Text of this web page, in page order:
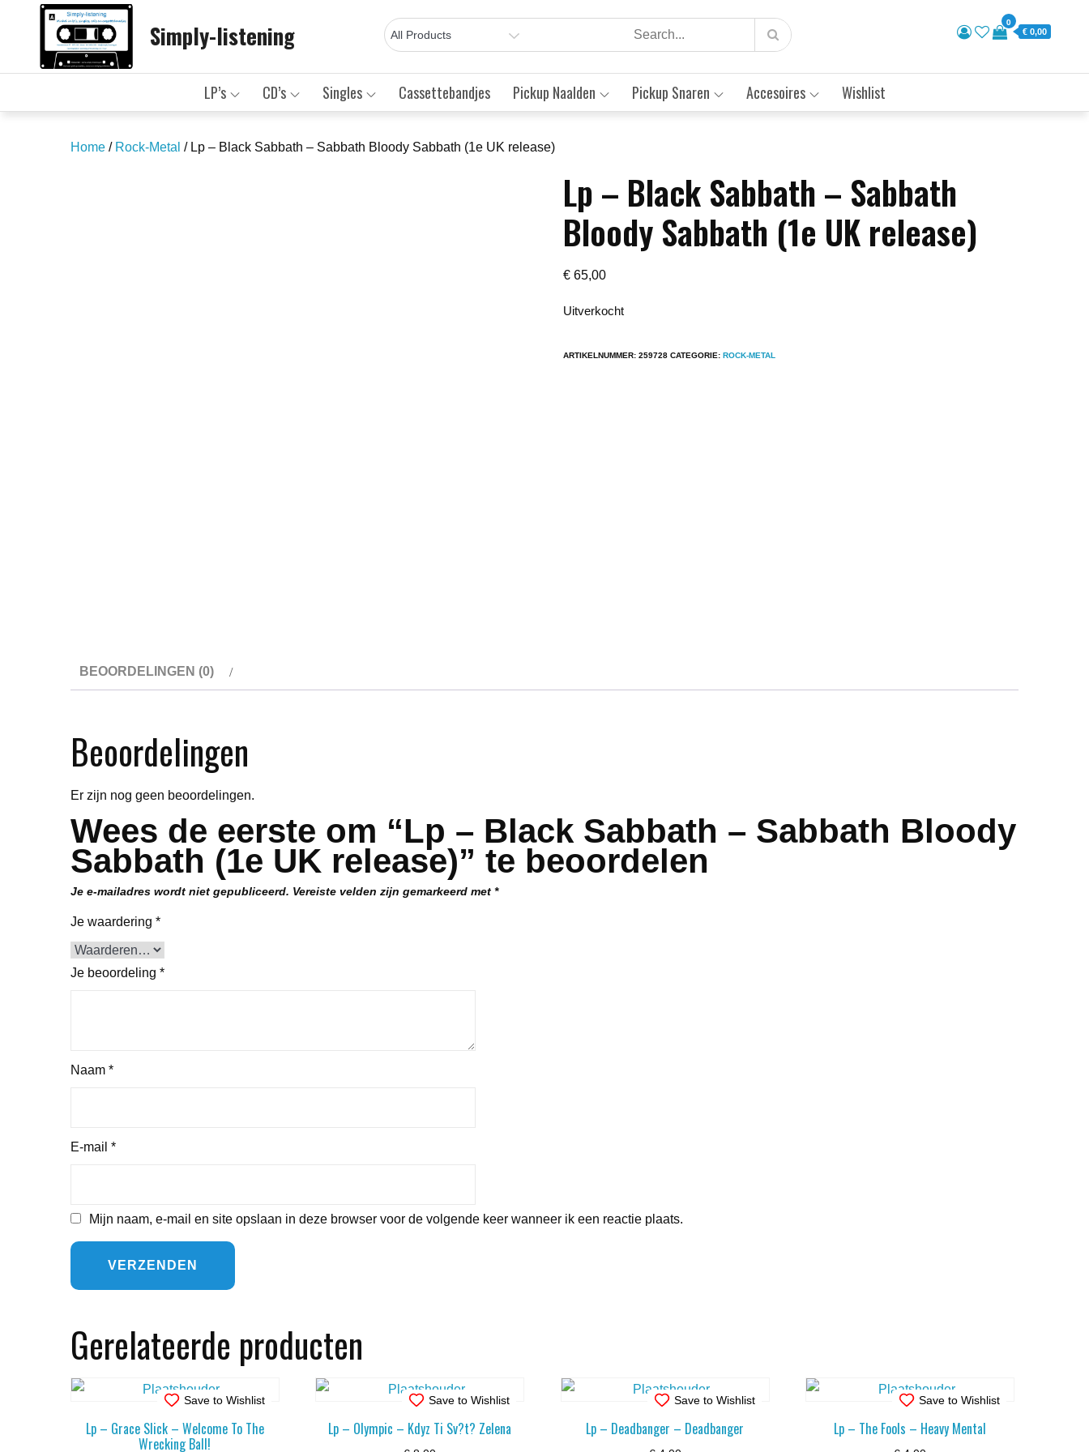
Simply-listening 0
€ 0,00
LP’s CD’s Singles Cassettebandjes Pickup Naalden Pickup Snaren Accesoires Wishlist
Home / Rock-Metal / Lp – Black Sabbath – Sabbath Bloody Sabbath (1e UK release)
Lp – Black Sabbath – Sabbath
Bloody Sabbath (1e UK release)
€ 65,00
Uitverkocht
ARTIKELNUMMER:259728 CATEGORIE:ROCK-METAL
BEOORDELINGEN (0)
Beoordelingen
Er zijn nog geen beoordelingen.
Wees de eerste om “Lp – Black Sabbath – Sabbath Bloody
Sabbath (1e UK release)” te beoordelen
Je e-mailadres wordt niet gepubliceerd. Vereiste velden zijn gemarkeerd met *
Je waardering *
Je beoordeling *
Naam *
E-mail *
Mijn naam, e-mail en site opslaan in deze browser voor de volgende keer wanneer ik een reactie plaats.
Gerelateerde producten
Save to Wishlist
Lp – Grace Slick – Welcome To The
Wrecking Ball!
Save to Wishlist
Lp – Olympic – Kdyz Ti Sv?t? Zelena
Save to Wishlist
Lp – Deadbanger – Deadbanger
Save to Wishlist
Lp – The Fools – Heavy Mental